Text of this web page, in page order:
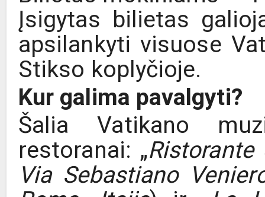
Įsigytas bilietas
apsilankyti visuose
Stikso koplyčioje.
Kur galima pavalgyti?
Šalia Vatikano
restoranai: „
Via Sebastiano